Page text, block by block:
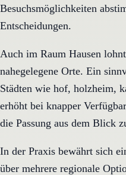
Besuchsmöglichkeiten
Entscheidungen.
Auch im Raum Hausen
nahegelegene Orte. Ein
Städten wie hof, holzheim,
erhöht bei knapper
die Passung aus dem Blick
In der Praxis bewährt sich
über mehrere regionale